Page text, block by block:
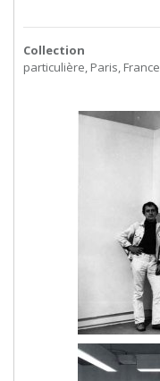
Collection
particulière, Paris, France